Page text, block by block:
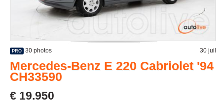
PRO 30 photos 30 juil
Mercedes-Benz E 220 Cabriolet '94
CH33590
€ 19.950